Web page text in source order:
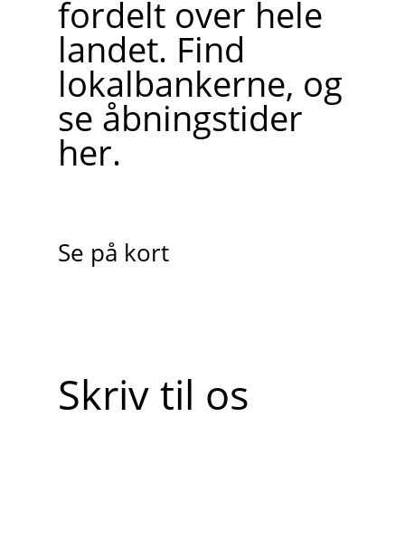
fordelt over hele
landet. Find
lokalbankerne, og
se åbningstider
her.
Se på kort
Skriv til os